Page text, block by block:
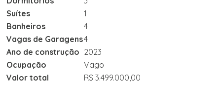
Suítes
1
Banheiros
4
Vagas de Garagens4
Ano de construção 2023
Ocupação
Vago
Valor total
R$ 3.499.000,00